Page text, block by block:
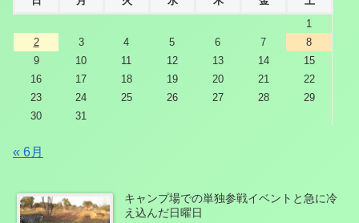
1
2
3 4 5 6 7
8
9
10 11 12 13 14
15
16
17 18 19 20 21
22
23
24 25 26 27 28
29
30
31
« 6月
キャンプ場での単独参戦イベントと急に冷
え込んだ日曜日